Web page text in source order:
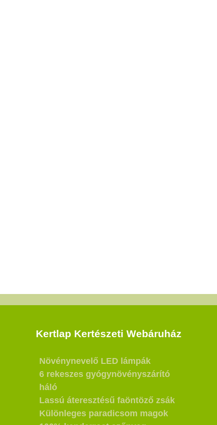
Kertlap Kertészeti Webáruház
Növénynevelő LED lámpák
6 rekeszes gyógynövényszárító
háló
Lassú áteresztésű faöntöző zsák
Különleges paradicsom magok